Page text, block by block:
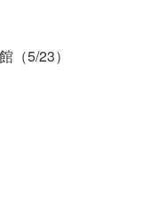
（5/23）